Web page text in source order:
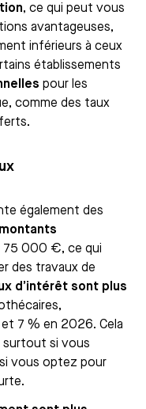
, ce qui peut vous
avantageuses,
inférieurs à ceux
établissements
pour les
comme des taux
également des
montants
75 000 €, ce qui
des travaux de
d’intérêt sont plus
7 % en 2026. Cela
si vous
vous optez pour